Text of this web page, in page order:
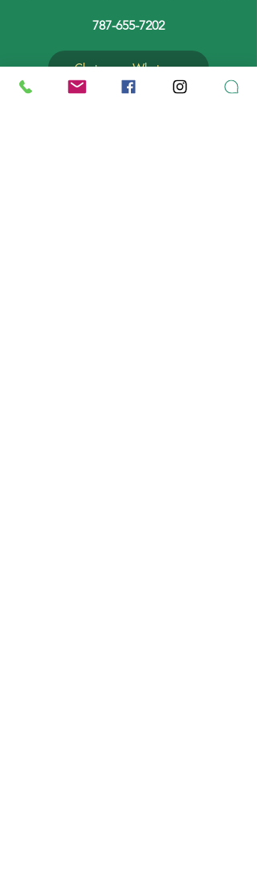
787-655-7202
Chatea por Whatsapp